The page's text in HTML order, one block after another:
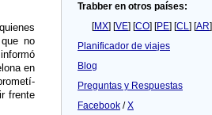
no
en
frente
Trabber en otros países:
[MX] [VE] [CO] [PE] [CL] [AR]
Planificador de viajes
Blog
Preguntas y Respuestas
Facebook /X